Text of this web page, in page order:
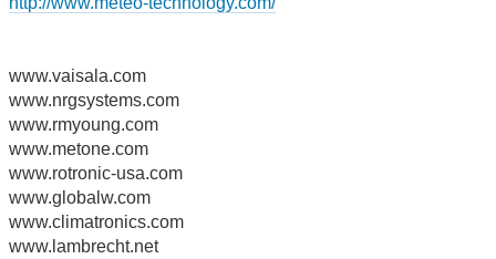
www.vaisala.com
www.nrgsystems.com
www.rmyoung.com
www.metone.com
www.rotronic-usa.com
www.globalw.com
www.climatronics.com
www.lambrecht.net